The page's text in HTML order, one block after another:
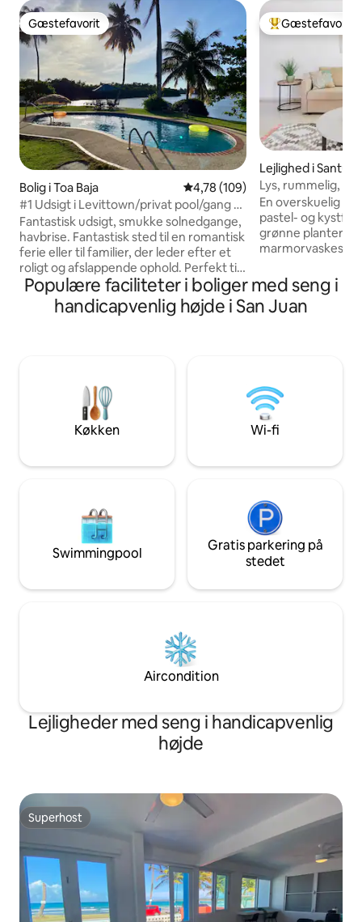
Gæstefavorit
Gæstefavorit
Bolig i Toa Baja 4,78 ud af 5 i gennemsnitlig
4,78 (109)
#1 Udsigt i Levittown/privat pool/gang til
stranden!
Fantastisk udsigt, smukke solnedgange,
havbrise. Fantastisk sted til en romantisk
ferie eller til familier, der leder efter et
roligt og afslappende ophold. Perfekt til
fotografering dag eller nat. Gå til
stranden og restauranterne. Masser af
lokal mad og fine spisesteder. Tag
natteliv, livemusik, sommer- og
vinterfestivalarrangementer og Bacardi-
fabrikken i nærheden.
Bedste
Gæstefavorit
Lejlighed i
Lys, rummelig,
skridt fra
En overskuelig
pastel- og
grønne planter.
et af de få
Condado, der
Rico. Med egen
charmerende
lukket
Populære faciliteter i boliger med seng i
handicapvenlig højde i San Juan
Køkken Wi-fi
Swimmingpool
Gratis parkering på
stedet
Aircondition
Lejligheder med seng i handicapvenlig
højde
Superhost
Superhost